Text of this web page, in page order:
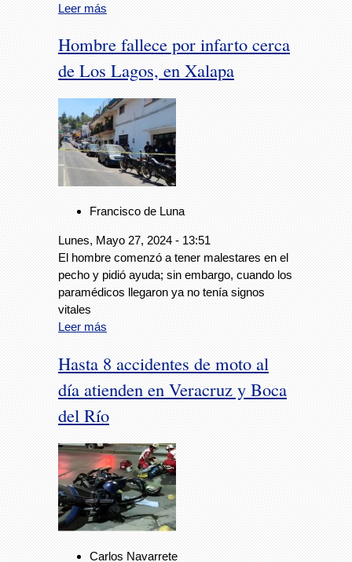
Leer más
Hombre fallece por infarto cerca
de Los Lagos, en Xalapa
Francisco de Luna
Lunes, Mayo 27, 2024 - 13:51
El hombre comenzó a tener malestares en el
pecho y pidió ayuda; sin embargo, cuando los
paramédicos llegaron ya no tenía signos
vitales
Leer más
Hasta 8 accidentes de moto al
día atienden en Veracruz y Boca
del Río
Carlos Navarrete